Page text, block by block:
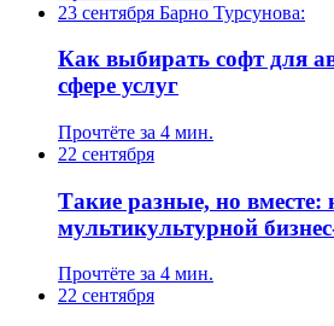
23 сентября Барно Турсунова:
Как выбирать софт для
сфере услуг
Прочтёте за 4 мин.
22 сентября
Такие разные, но вместе:
мультикультурной
Прочтёте за 4 мин.
22 сентября